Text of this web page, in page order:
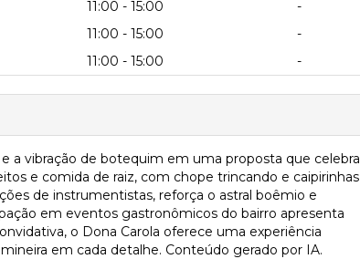
11:00 - 15:00
-
11:00 - 15:00
-
11:00 - 15:00 -
a vibração de botequim em uma proposta que celebra
e comida de raiz, com chope trincando e caipirinhas
de instrumentistas, reforça o astral boêmio e
em eventos gastronômicos do bairro apresenta
o Dona Carola oferece uma experiência
em cada detalhe. Conteúdo gerado por IA.